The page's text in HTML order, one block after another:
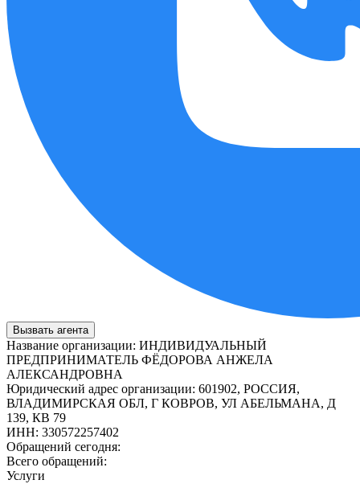
Вызвать агента
Название организации: ИНДИВИДУАЛЬНЫЙ
ПРЕДПРИНИМАТЕЛЬ ФЁДОРОВА АНЖЕЛА
АЛЕКСАНДРОВНА
Юридический адрес организации: 601902, РОССИЯ,
ВЛАДИМИРСКАЯ ОБЛ, Г КОВРОВ, УЛ АБЕЛЬМАНА, Д
139, КВ 79
ИНН: 330572257402
Обращений сегодня:
Всего обращений:
Услуги